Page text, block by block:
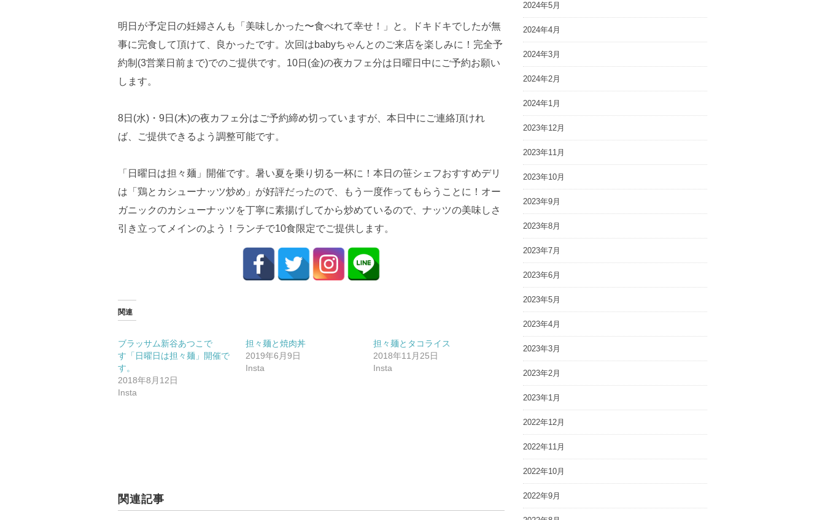
明日が予定日の妊婦さんも「美味しかった〜食べれて幸せ！」と。ドキドキでしたが無
事に完食して頂けて、良かったです。次回はbabyちゃんとのご来店を楽しみに！完全予
約制(3営業日前まで)でのご提供です。10日(金)の夜カフェ分は日曜日中にご予約お願い
します。
8日(水)・9日(木)の夜カフェ分はご予約締め切っていますが、本日中にご連絡頂けれ
ば、ご提供できるよう調整可能です。
「日曜日は担々麺」開催です。暑い夏を乗り切る一杯に！本日の笹シェフおすすめデリ
は「鶏とカシューナッツ炒め」が好評だったので、もう一度作ってもらうことに！オー
ガニックのカシューナッツを丁寧に素揚げしてから炒めているので、ナッツの美味しさ
引き立ってメインのよう！ランチで10食限定でご提供します。
関連
ブラッサム新谷あつこで
す 「日曜日は担々麺」開催で
す。
2018年8月12日
Insta
担々麺と焼肉丼
2019年6月9日
Insta
担々麺とタコライス
2018年11月25日
Insta
関連記事
2024年5月
2024年4月
2024年3月
2024年2月
2024年1月
2023年12月
2023年11月
2023年10月
2023年9月
2023年8月
2023年7月
2023年6月
2023年5月
2023年4月
2023年3月
2023年2月
2023年1月
2022年12月
2022年11月
2022年10月
2022年9月